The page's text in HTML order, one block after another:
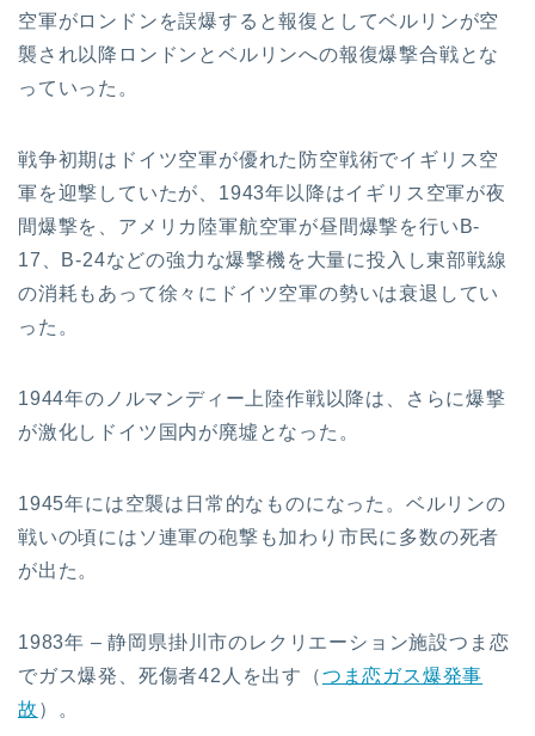
空軍がロンドンを誤爆すると報復としてベルリンが空
襲され以降ロンドンとベルリンへの報復爆撃合戦とな
っていった。
戦争初期はドイツ空軍が優れた防空戦術でイギリス空
軍を迎撃していたが、1943年以降はイギリス空軍が夜
間爆撃を、アメリカ陸軍航空軍が昼間爆撃を行いB-
17、B-24などの強力な爆撃機を大量に投入し東部戦線
の消耗もあって徐々にドイツ空軍の勢いは衰退してい
った。
1944年のノルマンディー上陸作戦以降は、さらに爆撃
が激化しドイツ国内が廃墟となった。
1945年には空襲は日常的なものになった。ベルリンの
戦いの頃にはソ連軍の砲撃も加わり市民に多数の死者
が出た。
1983年 – 静岡県掛川市のレクリエーション施設つま恋
でガス爆発、死傷者42人を出す（つま恋ガス爆発事
故 ）。